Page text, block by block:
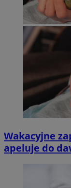
Wakacyjne
apeluje do